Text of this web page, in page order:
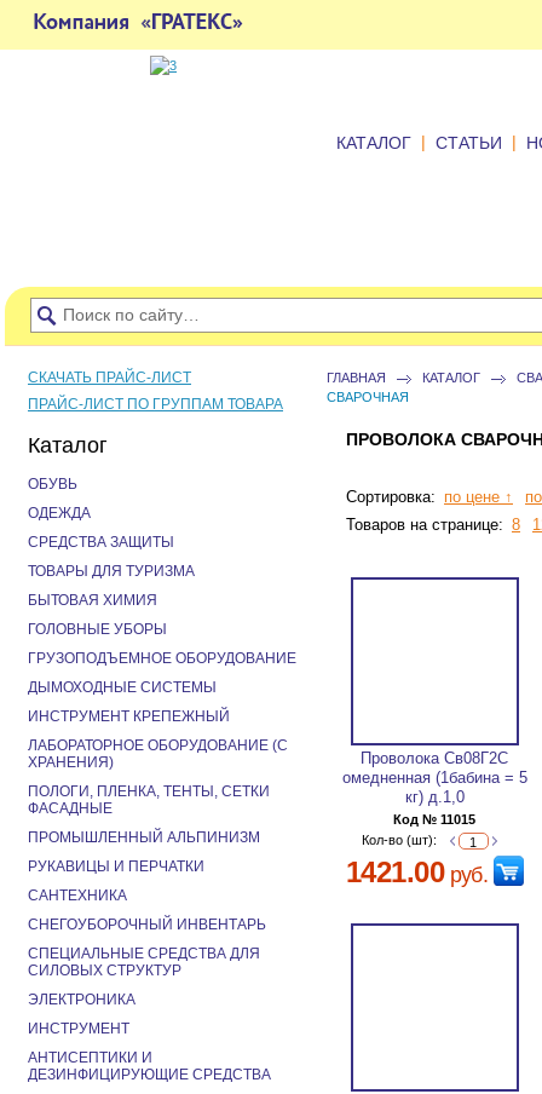
КАТАЛОГ | СТАТЬИ |
ГЛАВНАЯ КАТАЛОГ
СВАРОЧНАЯ
ПРОВОЛОКА
Сортировка: по цене ↑
Товаров на странице: 8
Проволока Св08Г2С
омедненная (1бабина = 5
кг) д.1,0
Код № 11015
Кол-во (шт):
1421.00руб.
СКАЧАТЬ ПРАЙС-ЛИСТ
ПРАЙС-ЛИСТ ПО ГРУППАМ ТОВАРА
Каталог
ОБУВЬ
ОДЕЖДА
СРЕДСТВА ЗАЩИТЫ
ТОВАРЫ ДЛЯ ТУРИЗМА
БЫТОВАЯ ХИМИЯ
ГОЛОВНЫЕ УБОРЫ
ГРУЗОПОДЪЕМНОЕ ОБОРУДОВАНИЕ
ДЫМОХОДНЫЕ СИСТЕМЫ
ИНСТРУМЕНТ КРЕПЕЖНЫЙ
ЛАБОРАТОРНОЕ ОБОРУДОВАНИЕ (С
ХРАНЕНИЯ)
ПОЛОГИ, ПЛЕНКА, ТЕНТЫ, СЕТКИ
ФАСАДНЫЕ
ПРОМЫШЛЕННЫЙ АЛЬПИНИЗМ
РУКАВИЦЫ И ПЕРЧАТКИ
САНТЕХНИКА
СНЕГОУБОРОЧНЫЙ ИНВЕНТАРЬ
СПЕЦИАЛЬНЫЕ СРЕДСТВА ДЛЯ
СИЛОВЫХ СТРУКТУР
ЭЛЕКТРОНИКА
ИНСТРУМЕНТ
АНТИСЕПТИКИ И
ДЕЗИНФИЦИРУЮЩИЕ СРЕДСТВА